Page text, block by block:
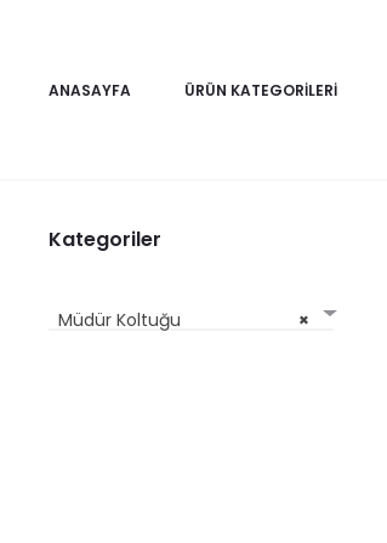
ANASAYFA ÜRÜN KATEGORILERI
Kategoriler
×
Müdür Koltuğu